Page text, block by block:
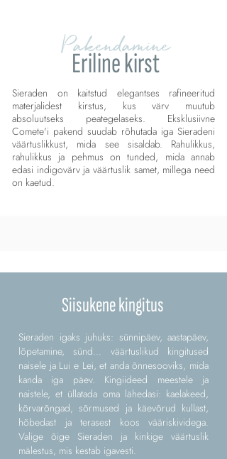
Pakendamine
Eriline kirst
Sieraden on kaitstud elegantses rafineeritud
materjalidest kirstus, kus värv muutub
absoluutseks peategelaseks. Eksklusiivne
Comete'i pakend suudab rõhutada iga Sieradeni
väärtuslikkust, mida see sisaldab. Rahulikkus,
rahulikkus ja pehmus on tunded, mida annab
edasi indigovärv ja väärtuslik samet, millega need
on kaetud.
Siisukene kingitus
Sieraden igaks juhuks: sünnipäev, aastapäev,
lõpetamine, sünd... väärtuslikud kingitused
naisele ja Lui e Lei, et anda õnnesooviks, mida
kanda iga päev. Kingiideed meestele ja
naistele, et üllatada oma lähedasi: kaelakeed,
kõrvarõngad, sõrmused ja käevõrud kullast,
hõbedast ja terasest koos vääriskividega.
Valige õige Sieraden ja kinkige väärtuslik
mälestus, mis kestab igavesti.